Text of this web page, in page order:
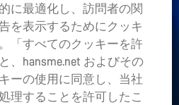
+
トがありますか。
に最適化し、訪問者の関
を表示するためにクッキ
「すべてのクッキーを許
、hansme.net およびその
ーの使用に同意し、当社
理することを許可したこ